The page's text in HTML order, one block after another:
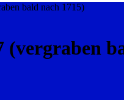
bald nach 1715)